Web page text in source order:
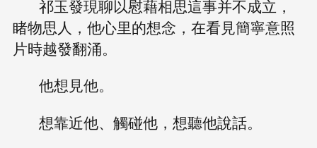
祁玉發現聊以慰藉相思這事并不成立，
睹物思人，他心里的想念，在看見簡寧意照
片時越發翻涌。
他想見他。
想靠近他、觸碰他，想聽他說話。